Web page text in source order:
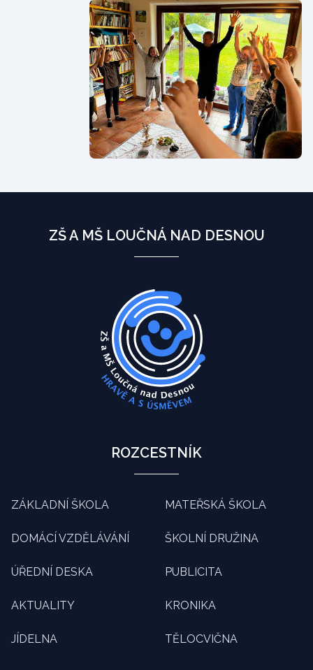
ZŠ A MŠ LOUČNÁ NAD DESNOU
ROZCESTNÍK
ZÁKLADNÍ ŠKOLA MATEŘSKÁ ŠKOLA
DOMÁCÍ VZDĚLÁVÁNÍ ŠKOLNÍ DRUŽINA
ÚŘEDNÍ DESKA PUBLICITA
AKTUALITY KRONIKA
JÍDELNA TĚLOCVIČNA